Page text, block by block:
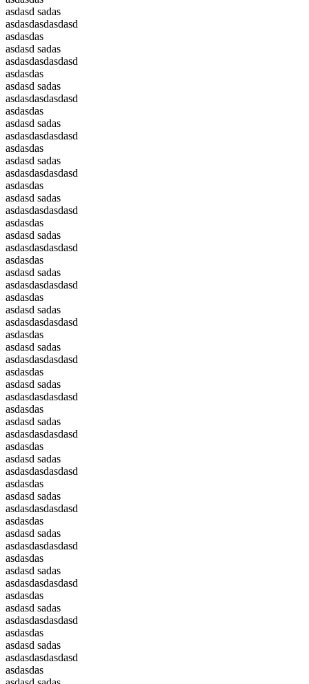
asdasd sadas
asdasdasdasdasd
asdasdas
asdasd sadas
asdasdasdasdasd
asdasdas
asdasd sadas
asdasdasdasdasd
asdasdas
asdasd sadas
asdasdasdasdasd
asdasdas
asdasd sadas
asdasdasdasdasd
asdasdas
asdasd sadas
asdasdasdasdasd
asdasdas
asdasd sadas
asdasdasdasdasd
asdasdas
asdasd sadas
asdasdasdasdasd
asdasdas
asdasd sadas
asdasdasdasdasd
asdasdas
asdasd sadas
asdasdasdasdasd
asdasdas
asdasd sadas
asdasdasdasdasd
asdasdas
asdasd sadas
asdasdasdasdasd
asdasdas
asdasd sadas
asdasdasdasdasd
asdasdas
asdasd sadas
asdasdasdasdasd
asdasdas
asdasd sadas
asdasdasdasdasd
asdasdas
asdasd sadas
asdasdasdasdasd
asdasdas
asdasd sadas
asdasdasdasdasd
asdasdas
asdasd sadas
asdasdasdasdasd
asdasdas